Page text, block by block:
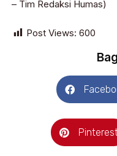
– Tim Redaksi Humas)
Post Views: 600